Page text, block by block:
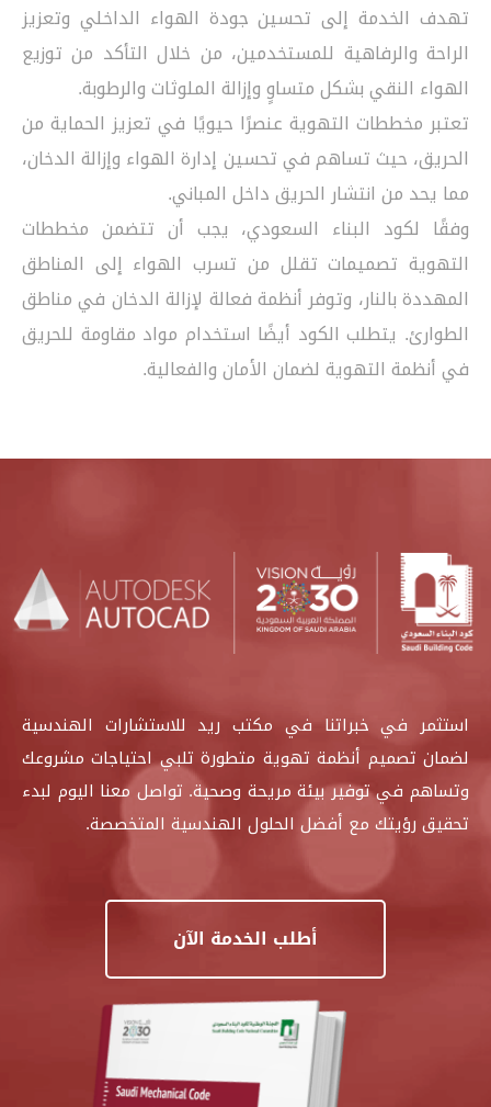
تهدف الخدمة إلى تحسين جودة الهواء الداخلي وتعزيز
الراحة والرفاهية للمستخدمين، من خلال التأكد من توزيع
الهواء النقي بشكل متساوٍ وإزالة الملوثات والرطوبة.
تعتبر مخططات التهوية عنصرًا حيويًا في تعزيز الحماية من
الحريق، حيث تساهم في تحسين إدارة الهواء وإزالة الدخان،
مما يحد من انتشار الحريق داخل المباني.
وفقًا لكود البناء السعودي، يجب أن تتضمن مخططات
التهوية تصميمات تقلل من تسرب الهواء إلى المناطق
المهددة بالنار، وتوفر أنظمة فعالة لإزالة الدخان في مناطق
الطوارئ. يتطلب الكود أيضًا استخدام مواد مقاومة للحريق
في أنظمة التهوية لضمان الأمان والفعالية.
استثمر في خبراتنا في مكتب ريد للاستشارات الهندسية
لضمان تصميم أنظمة تهوية متطورة تلبي احتياجات مشروعك
وتساهم في توفير بيئة مريحة وصحية. تواصل معنا اليوم لبدء
تحقيق رؤيتك مع أفضل الحلول الهندسية المتخصصة.
أطلب الخدمة الآن